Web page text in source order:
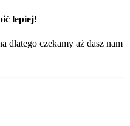
lepiej!
dlatego czekamy aż dasz nam